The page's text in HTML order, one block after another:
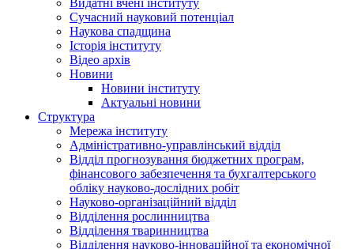
Видатні вчені інституту
Сучасний науковий потенціал
Наукова спадщина
Історія інституту
Відео архів
Новини
Новини інституту
Актуальні новини
Структура
Мережа інституту
Адміністративно-управлінський відділ
Відділ прогнозування бюджетних програм,
фінансового забезпечення та бухгалтерського
обліку науково-дослідних робіт
Науково-організаційний відділ
Відділення рослинництва
Відділення тваринництва
Відділення науково-інноваційної та економічної